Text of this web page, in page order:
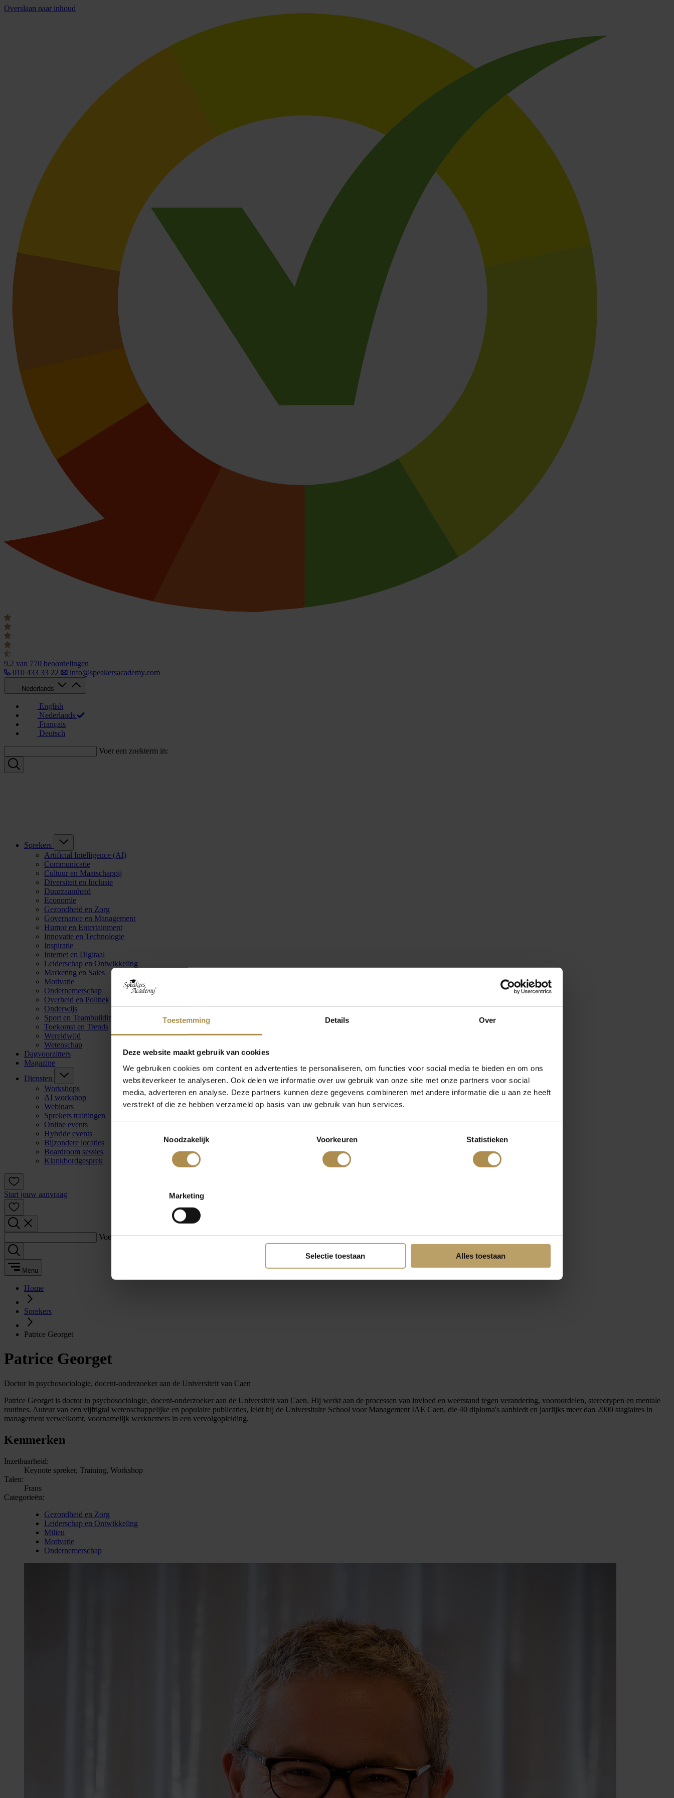
Toestemming Details Over
Deze website maakt gebruik van cookies
We gebruiken cookies om content en advertenties te personaliseren, om functies voor social media te bieden en om ons
websiteverkeer te analyseren. Ook delen we informatie over uw gebruik van onze site met onze partners voor social
media, adverteren en analyse. Deze partners kunnen deze gegevens combineren met andere informatie die u aan ze heeft
verstrekt of die ze hebben verzameld op basis van uw gebruik van hun services.
Noodzakelijk
Voorkeuren Statistieken
Marketing
Selectie toestaan Alles toestaan
Overslaan naar inhoud
9.2 van 770 beoordelingen
010 433 33 22
info@speakersacademy.com
Nederlands
English
Nederlands
Français
Deutsch
Voer een zoekterm in:
Sprekers
Artificial Intelligence (AI)
Communicatie
Cultuur en Maatschappij
Diversiteit en Inclusie
Duurzaamheid
Economie
Gezondheid en Zorg
Governance en Management
Humor en Entertainment
Innovatie en Technologie
Inspiratie
Internet en Digitaal
Leiderschap en Ontwikkeling
Marketing en Sales
Motivatie
Ondernemerschap
Overheid en Politiek
Onderwijs
Sport en Teambuilding
Toekomst en Trends
Wereldwijd
Wetenschap
Dagvoorzitters
Magazine
Diensten
Workshops
AI workshop
Webinars
Sprekers trainingen
Online events
Hybride events
Bijzondere locaties
Boardroom sessies
Klankbordgesprek
Start jouw aanvraag
Voer een zoekterm in:
Menu
Home
Sprekers
Patrice Georget
Patrice Georget
Doctor in psychosociologie, docent-onderzoeker aan de Universiteit van Caen
Patrice Georget is doctor in psychosociologie, docent-onderzoeker aan de Universiteit van Caen. Hij werkt aan de processen van invloed en weerstand tegen verandering, vooroordelen, stereotypen en mentale
routines. Auteur van een vijftigtal wetenschappelijke en populaire publicaties, leidt hij de Universitaire School voor Management IAE Caen, die 40 diploma's aanbiedt en jaarlijks meer dan 2000 stagiaires in
management verwelkomt, voornamelijk werknemers in een vervolgopleiding.
Kenmerken
Inzetbaarheid:
Keynote spreker, Training, Workshop
Talen:
Frans
Categorieën:
Gezondheid en Zorg
Leiderschap en Ontwikkeling
Milieu
Motivatie
Ondernemerschap